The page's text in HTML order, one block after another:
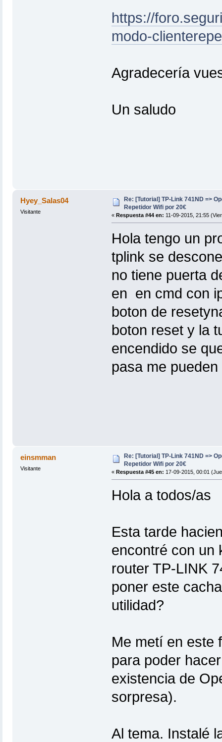
https://
modo-
Agradecería
Un saludo
Hyey_Salas04
Visitante
Re: [Tutorial] TP-Link 741ND =>
Repetidor Wifi por 20€
« Respuesta #44 en: 11-09-2015, 21:55
Hola tengo un
tplink se
no tiene puerta
en en cmd con
boton de
boton reset y la
encendido se
pasa me
einsmman
Visitante
Re: [Tutorial] TP-Link 741ND =>
Repetidor Wifi por 20€
« Respuesta #45 en: 17-09-2015, 00:01
Hola a todos/as
Esta tarde
encontré con un
router TP-LINK
poner este
utilidad?
Me metí en este
para poder
existencia de
sorpresa).
Al tema. Instalé